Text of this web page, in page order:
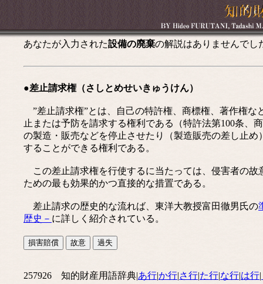
あなたが入力された設備の廃棄の解説はありませんでし
●差止請求権（さしとめせいきゅうけん）
”差止請求権”とは、自己の特許権、商標権、著作権な
止または予防を請求する権利である（特許法第100条、
の製造・販売などを停止させたり（製造販売の差し止
することができる権利である。
この差止請求権を行使するに当たっては、侵害者の故
ための最も効果的かつ直接的な措置である。
差止請求の歴史的な流れば、東洋大教授富田徹男氏の
歴史－ に詳しく紹介されている。
257926 知的財産用語辞典|あ行|か行|さ行|た行|な行|は行|